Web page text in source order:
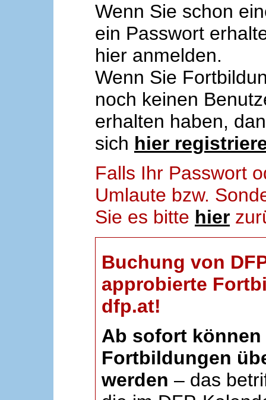
Wenn Sie schon
ein Passwort
hier anmelden.
Wenn Sie
noch keinen
erhalten haben,
sich hier
Falls Ihr Passwort
Umlaute bzw.
Sie es bitte hier
Buchung von
approbierte
dfp.at!
Ab sofort können
Fortbildungen
werden – das